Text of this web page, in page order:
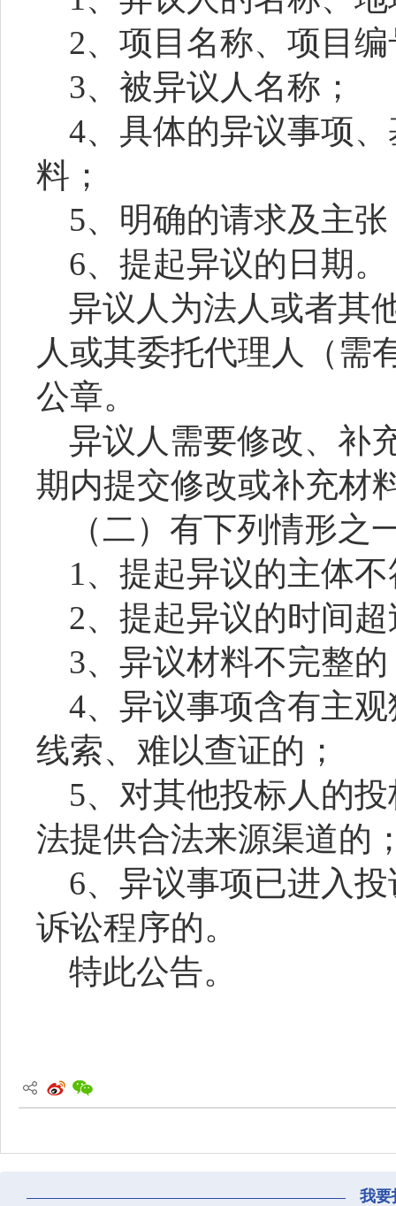
2、项目名称、项目
3、被异议人名称；
4、具体的异议事项
料；
5、明确的请求及主
6、提起异议的日期。
异议人为法人或者其
人或其委托代理人（需
公章。
异议人需要修改、补
期内提交修改或补充材
（二）有下列情形之
1、提起异议的主体
2、提起异议的时间
3、异议材料不完整的
4、异议事项含有主
线索、难以查证的；
5、对其他投标人的
法提供合法来源渠道的
6、异议事项已进入
诉讼程序的。
特此公告。
我要